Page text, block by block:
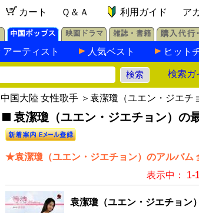
カート Ｑ＆Ａ 利用ガイド ア
アーティスト 人気ベスト ヒット
検索ガ
中国大陸 女性歌手 ＞袁潔瓊（ユエン・ジエチ
袁潔瓊（ユエン・ジエチョン）の
★袁潔瓊（ユエン・ジエチョン）のアルバム
表示中： 1-1
袁潔瓊（ユエン・ジエチョン）